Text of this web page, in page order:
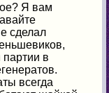
Я вам
сделал
партии в
всегда